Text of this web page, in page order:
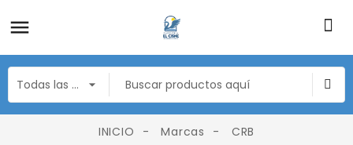
INICIO Marcas CRB